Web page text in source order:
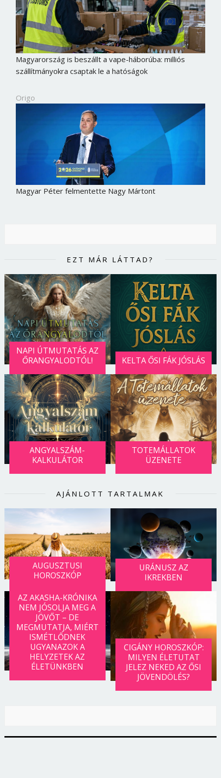
Magyarország is beszállt a vape-háborúba: milliós
szállítmányokra csaptak le a hatóságok
Origo
Magyar Péter felmentette Nagy Mártont
EZT MÁR LÁTTAD?
NAPI ÚTMUTATÁS AZ
ŐRANGYALODTÓL!
KELTA ŐSI FÁK JÓSLÁS
ANGYALSZÁM-
KALKULÁTOR
TOTEMÁLLATOK
ÜZENETE
AJÁNLOTT TARTALMAK
AUGUSZTUSI
HOROSZKÓP
URÁNUSZ AZ
IKREKBEN
AZ AKASHA-KRÓNIKA
NEM JÓSOLJA MEG A
JÖVŐT – DE
MEGMUTATJA, MIÉRT
ISMÉTLŐDNEK
UGYANAZOK A
HELYZETEK AZ
ÉLETÜNKBEN
CIGÁNY HOROSZKÓP:
MILYEN ÉLETUTAT
JELEZ NEKED AZ ŐSI
JÖVENDÖLÉS?